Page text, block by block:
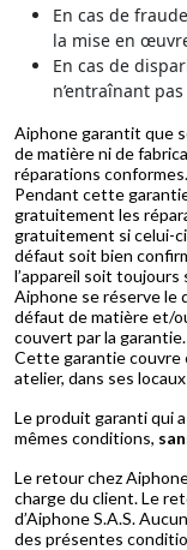
En cas de
la mise en
En cas de
n’entraînant
Aiphone garantit que
de matière ni de
réparations conformes.
Pendant cette
gratuitement les
gratuitement si celui-
défaut soit bien
l’appareil soit toujours
Aiphone se réserve le
défaut de matière et/
couvert par la garantie.
Cette garantie couvre
atelier, dans ses
Le produit garanti qui
mêmes conditions,
Le retour chez
charge du client. Le
d’Aiphone S.A.S.
des présentes